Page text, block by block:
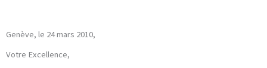
Genève, le 24 mars 2010,
Votre Excellence,​